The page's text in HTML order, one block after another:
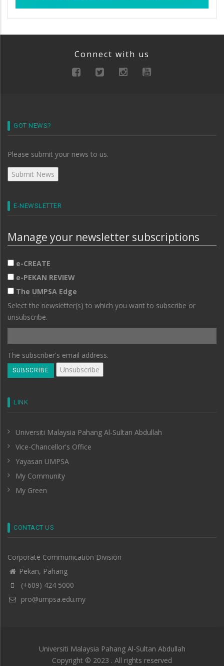
Connect with us
GOT NEWS?
Please submit your news to us.
E-NEWSLETTER
Manage your newsletter subscriptions
e-CREATE
e-PEKAN REVIEW
The UMPSA Edge
Select the newsletter(s) to which you want to subscribe or
unsubscribe.
The subscriber's email address.
LINK
Universiti Malaysia Pahang Al-Sultan Abdullah
Vice-Chancellor's Office
Yayasan UMPSA
My Community
My Green
CONTACT US
Corporate Communication Division
Pekan, Pahang
(+609) 424 5000
pro@umpsa.edu.my
Universiti Malaysia Pahang Al-Sultan Abdullah
Copyright © 2023 . All rights reserved